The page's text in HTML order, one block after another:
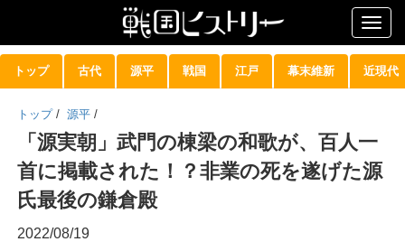
トップ 古代 源平 戦国 江戸 幕末維新 近現代
トップ / 源平 /
「源実朝」武門の棟梁の和歌が、百人一
首に掲載された！？非業の死を遂げた源
氏最後の鎌倉殿
2022/08/19